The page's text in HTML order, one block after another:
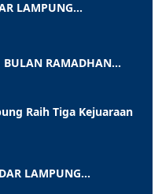
LAMPUNG...
RAMADHAN...
Raih Tiga Kejuaraan
LAMPUNG...